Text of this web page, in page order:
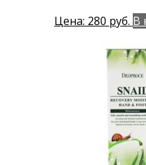
Цена: 280 руб. В